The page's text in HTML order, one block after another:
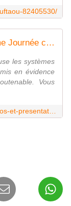
82405530/
VIDÉOS ET PRÉSENTATIONS : 5ème Journée connectée - La RSE pour l'économie africaine dans l'après-COVID19
les systèmes
en évidence
Vous